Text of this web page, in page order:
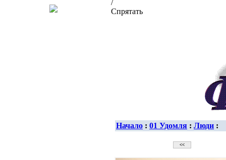
Начало : 01 Удомля : Люди :